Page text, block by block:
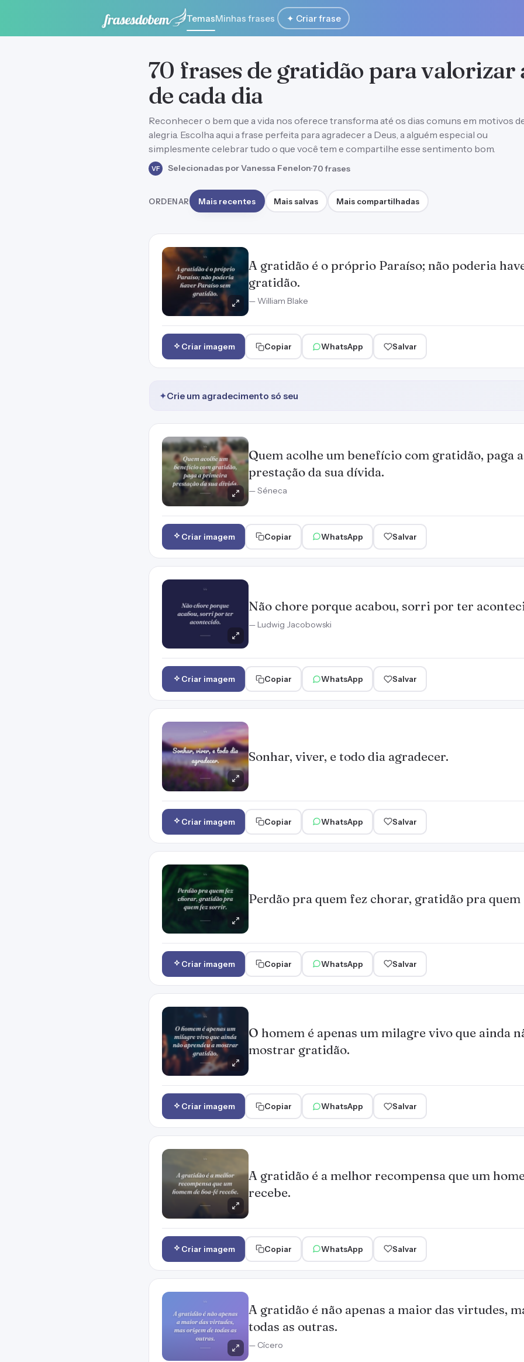
TemasMinhas frases ✦ Criar frase
70 frases de gratidão para valorizar
de cada dia
Reconhecer o bem que a vida nos oferece transforma até os dias comuns em motivos
alegria. Escolha aqui a frase perfeita para agradecer a Deus, a alguém especial ou
simplesmente celebrar tudo o que você tem e compartilhe esse sentimento bom.
VF Selecionadas por Vanessa Fenelon·70 frases
ORDENAR Mais recentes Mais salvas Mais compartilhadas
A gratidão é o próprio Paraíso; não poderia
gratidão.
— William Blake
Criar imagem Copiar WhatsApp Salvar
✦Crie um agradecimento só seu
Quem acolhe um benefício com gratidão, paga
prestação da sua dívida.
— Séneca
Criar imagem Copiar WhatsApp Salvar
Não chore porque acabou, sorri por ter
— Ludwig Jacobowski
Criar imagem Copiar WhatsApp Salvar
Sonhar, viver, e todo dia agradecer.
Criar imagem Copiar WhatsApp Salvar
Perdão pra quem fez chorar, gratidão pra
Criar imagem Copiar WhatsApp Salvar
O homem é apenas um milagre vivo que ainda
mostrar gratidão.
Criar imagem Copiar WhatsApp Salvar
A gratidão é a melhor recompensa que um
recebe.
Criar imagem Copiar WhatsApp Salvar
A gratidão é não apenas a maior das virtudes,
todas as outras.
— Cícero